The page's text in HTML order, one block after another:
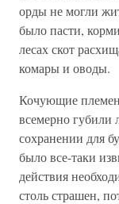
орды не могли
было пасти,
лесах скот
комары и оводы.
Кочующие
всемерно губили
сохранении для
было все-таки
действия
столь страшен,